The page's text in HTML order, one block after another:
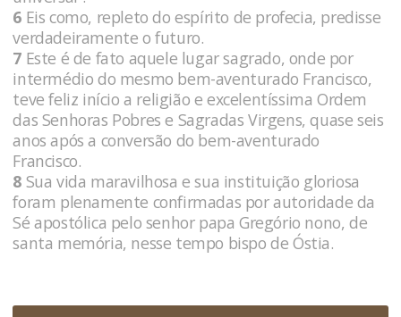
6 Eis como, repleto do espírito de profecia, predisse
verdadeiramente o futuro.
7 Este é de fato aquele lugar sagrado, onde por
intermédio do mesmo bem-aventurado Francisco,
teve feliz início a religião e excelentíssima Ordem
das Senhoras Pobres e Sagradas Virgens, quase seis
anos após a conversão do bem-aventurado
Francisco.
8 Sua vida maravilhosa e sua instituição gloriosa
foram plenamente confirmadas por autoridade da
Sé apostólica pelo senhor papa Gregório nono, de
santa memória, nesse tempo bispo de Óstia.